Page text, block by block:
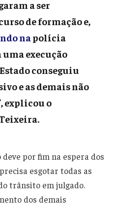
a ser
de formação e,
na polícia
execução
conseguiu
e as demais não
explicou o
por fim na espera dos
esgotar todas as
trânsito em julgado.
dos demais